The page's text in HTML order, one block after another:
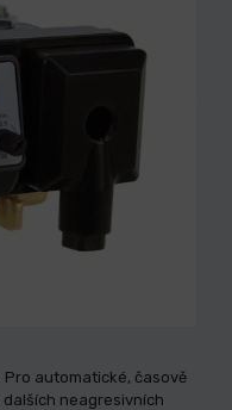
automatické, časově
neagresivních